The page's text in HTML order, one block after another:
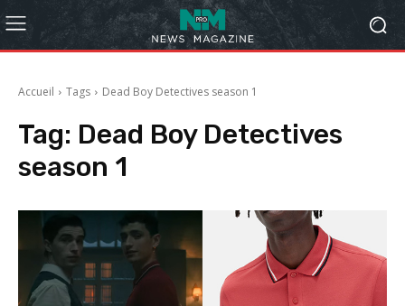
Accueil Tags Dead Boy Detectives season 1
Tag: Dead Boy Detectives
season 1